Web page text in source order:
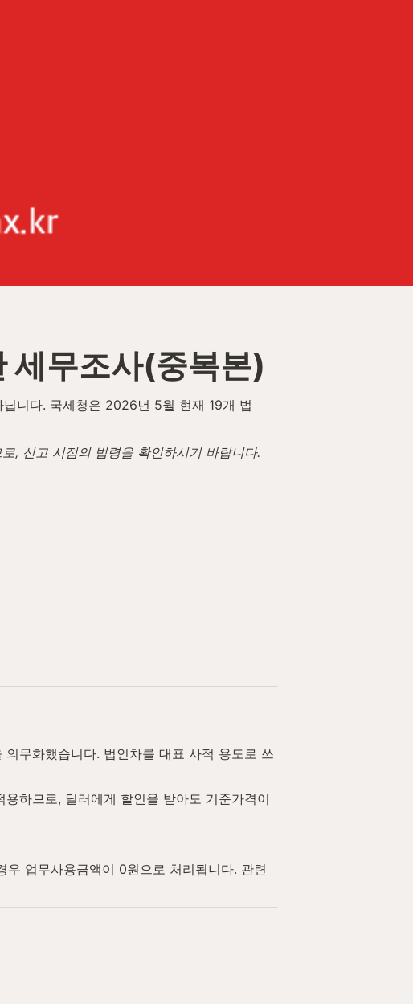
세무조사(중복본)
니다. 국세청은 2026년 5월 현재 19개 법
, 신고 시점의 법령을 확인하시기 바랍니다.
무화했습니다. 법인차를 대표 사적 용도로 쓰
하므로, 딜러에게 할인을 받아도 기준가격이
업무사용금액이 0원으로 처리됩니다. 관련